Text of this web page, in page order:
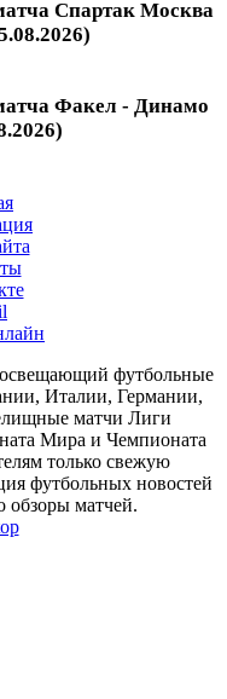
Спартак Москва
Факел - Динамо
футбольные
Италии, Германии,
матчи Лиги
Мира и Чемпионата
только свежую
футбольных новостей
обзоры матчей.